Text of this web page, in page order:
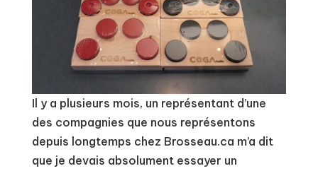
Il y a plusieurs mois, un représentant d’une
des compagnies que nous représentons
depuis longtemps chez Brosseau.ca m’a dit
que je devais absolument essayer un